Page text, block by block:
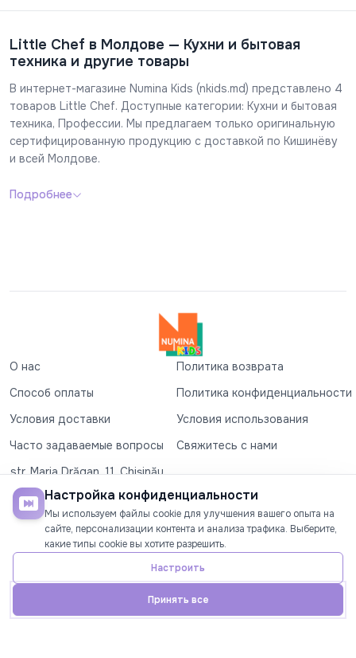
Телефон Аккаунт
Little Chef в Молдове — Кухни и бытовая
техника и другие товары
В интернет-магазине Numina Kids (nkids.md) представлено 4
товаров Little Chef. Доступные категории: Кухни и бытовая
техника, Профессии. Мы предлагаем только оригинальную
сертифицированную продукцию с доставкой по Кишинёву
и всей Молдове.
Подробнее
О нас
Политика возврата
Способ оплаты
Политика конфиденциальности
Условия доставки
Условия использования
Часто задаваемые вопросы
Свяжитесь с нами
str. Maria Drăgan, 11, Chișinău
+37360327279
©2026Numina Kids. Все права защищены
СОЦИАЛЬНЫЕ СЕТИ
Настройка конфиденциальности
Мы используем файлы cookie для улучшения вашего опыта на
сайте, персонализации контента и анализа трафика. Выберите,
какие типы cookie вы хотите разрешить.
Настроить
Принять все